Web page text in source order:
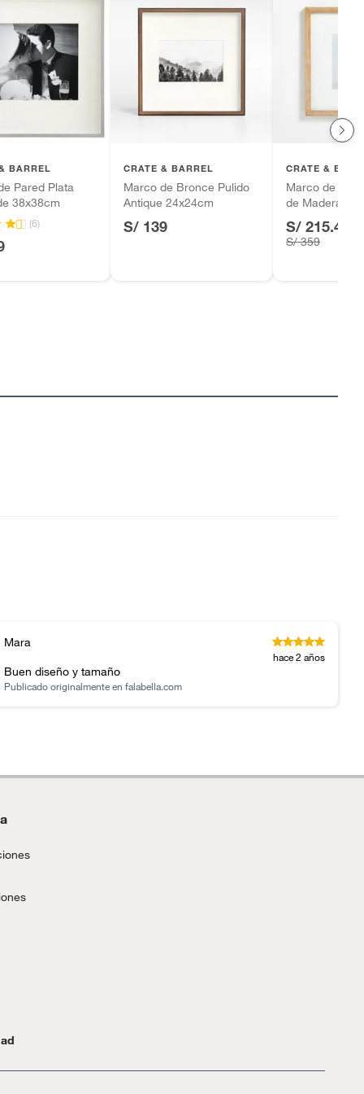
BARREL
Pared Plata
38x38cm
(6)
CRATE & BARREL
Marco de Bronce Pulido
Antique 24x24cm
S/ 139
CRATE &
Marco de
de Madera
S/ 215.40
S/ 359
Mara
hace 2 años
Buen diseño y tamaño
Publicado originalmente enfalabella.com